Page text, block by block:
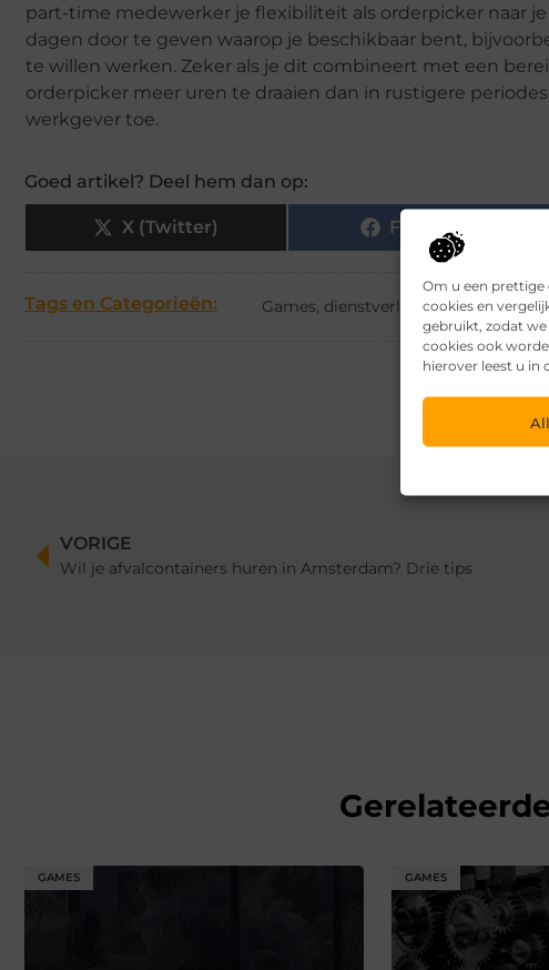
Om u een prettige
cookies en
gebruikt, zodat
cookies ook
hierover leest u in
part-time medewerker je flexibiliteit als orderpicker naar
dagen door te geven waarop je beschikbaar bent,
te willen werken. Zeker als je dit combineert met een
orderpicker meer uren te draaien dan in rustigere
werkgever toe.
Goed artikel? Deel hem dan op:
X (Twitter) Facebook
Tags en Categorieën: Games, dienstverlening
VORIGE
Wil je afvalcontainers huren in Amsterdam? Drie tips
GAMES GAMES